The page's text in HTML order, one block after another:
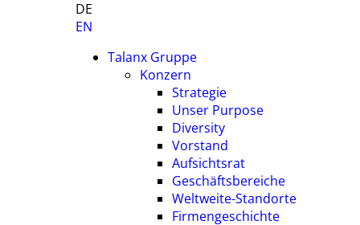
DE
EN
Talanx Gruppe
Konzern
Strategie
Unser Purpose
Diversity
Vorstand
Aufsichtsrat
Geschäftsbereiche
Weltweite-Standorte
Firmengeschichte